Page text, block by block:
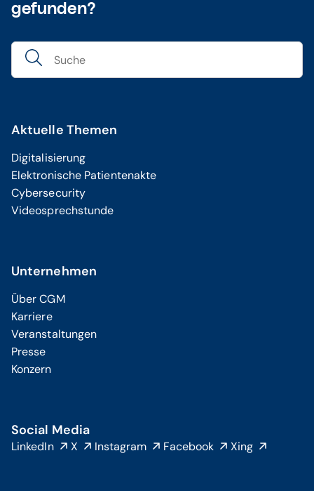
gefunden?
Aktuelle Themen
Digitalisierung
Elektronische Patientenakte
Cybersecurity
Videosprechstunde
Unternehmen
Über CGM
Karriere
Veranstaltungen
Presse
Konzern
Social Media
LinkedIn X Instagram Facebook Xing